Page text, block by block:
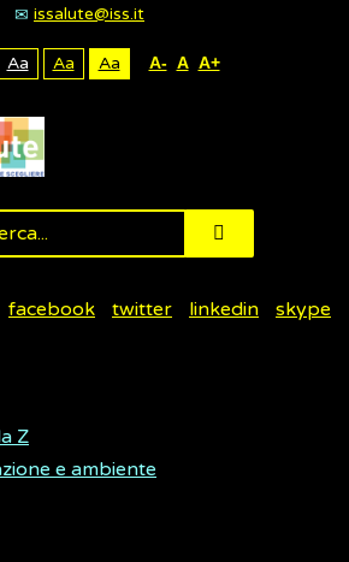
issalute@iss.it
Aa Aa Aa A- A A+
facebook twitter linkedin skype
Z
e ambiente